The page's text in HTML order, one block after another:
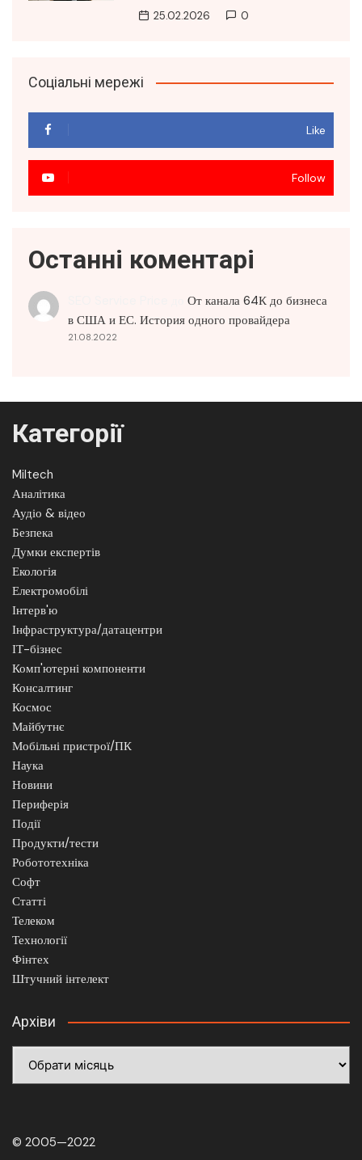
25.02.2026 0
Соціальні мережі
Like
Follow
Останні коментарі
От канала 64К до бизнеса
в США и ЕС. История одного провайдера
21.08.2022
Категорії
Miltech
Аналітика
Аудіо & відео
Безпека
Думки експертів
Екологія
Електромобілі
Інтерв'ю
Інфраструктура/датацентри
ІТ-бізнес
Комп'ютерні компоненти
Консалтинг
Космос
Майбутнє
Мобільні пристрої/ПК
Наука
Новини
Периферія
Події
Продукти/тести
Робототехніка
Софт
Статті
Телеком
Технології
Фінтех
Штучний інтелект
Архіви
© 2005—2022